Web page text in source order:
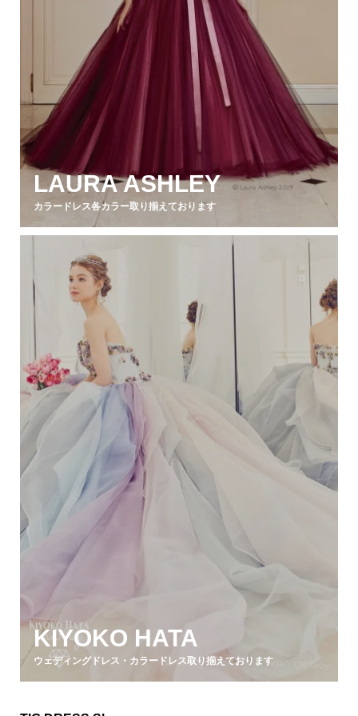
LAURA ASHLEY
カラードレス各カラー取り揃えております
KIYOKO HATA
ウェディングドレス・カラードレス取り揃えております